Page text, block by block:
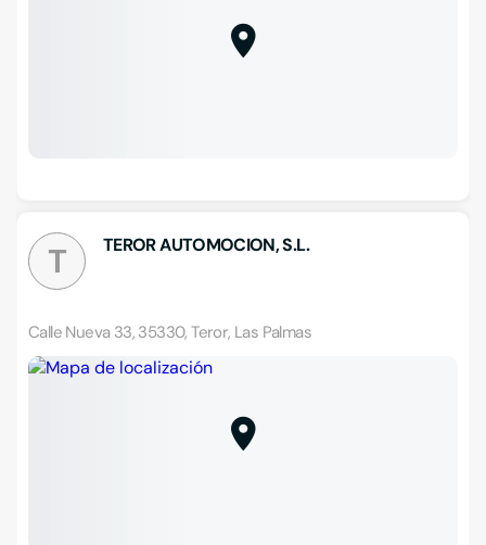
T TEROR AUTOMOCION, S.L.
Calle Nueva 33, 35330, Teror, Las Palmas